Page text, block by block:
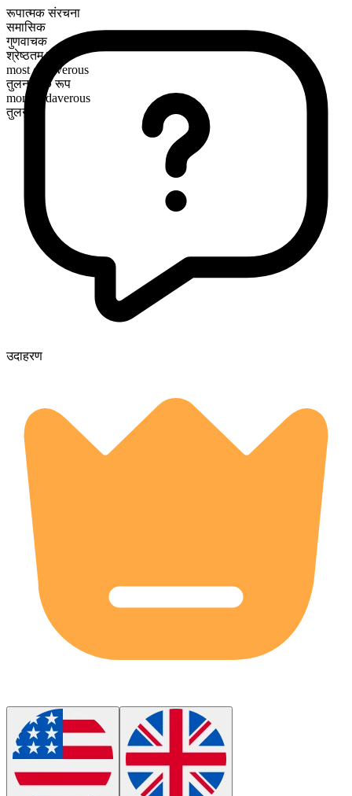
रूपात्मक संरचना
समासिक
गुणवाचक
श्रेष्ठतम रूप
most cadaverous
तुलनात्मक रूप
more cadaverous
तुलनीय
उदाहरण